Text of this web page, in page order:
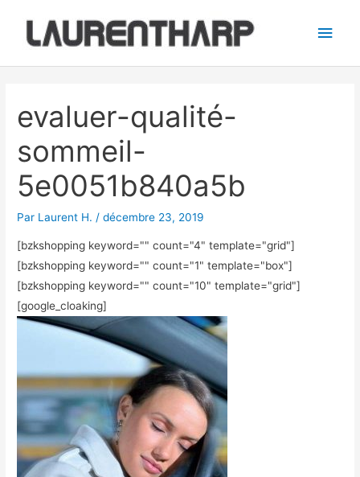
contenu
evaluer-qualité-
sommeil-
5e0051b840a5b
Par Laurent H. /décembre 23, 2019
[bzkshopping keyword="" count="4" template="grid"]
[bzkshopping keyword="" count="1" template="box"]
[bzkshopping keyword="" count="10" template="grid"]
[google_cloaking]
articles